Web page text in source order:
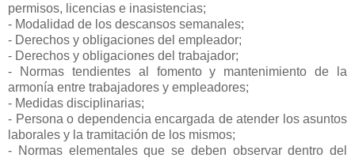
permisos, licencias e inasistencias;
- Modalidad de los descansos semanales;
- Derechos y obligaciones del empleador;
- Derechos y obligaciones del trabajador;
- Normas tendientes al fomento y mantenimiento de la
armonía entre trabajadores y empleadores;
- Medidas disciplinarias;
- Persona o dependencia encargada de atender los asuntos
laborales y la tramitación de los mismos;
- Normas elementales que se deben observar dentro del